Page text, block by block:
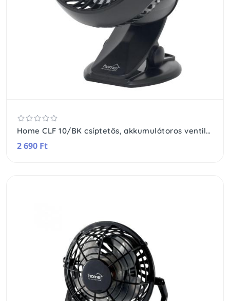
Home CLF 10/BK csíptetős, akkumulátoros ventilátor, 3 fokozat, 10 cm-es lapátátmérő, állítható fejrész, 1800 mAh Li-ion akkumulátor, fekete
2 690 Ft